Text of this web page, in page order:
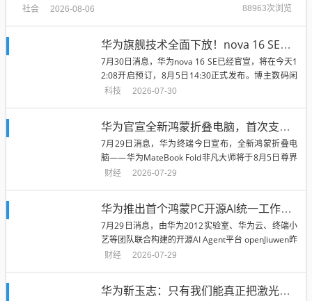
社会
2026-08-06 88963次浏览
华为旗舰技术全面下放！nova 16 SE配置揭晓：麒麟芯+红枫+卫星通信
7月30日消息，华为nova 16 SE已经官宣，将在今天1
2:08开启预订，8月5日14:30正式发布。博主数码闲
聊站...
科技 2026-07-30
华为官宣全新鸿蒙折叠电脑，首次支持手写笔
7月29日消息，华为终端今日宣布，全新鸿蒙折叠电
脑——华为MateBook Fold非凡大师将于8月5日尊界
时代旗舰MP...
财经 2026-07-29
华为推出首个鸿蒙PC开源AI统一工作台「JiuwenSwarm」
7月29日消息，由华为2012实验室、华为云、终端小
艺等团队联合构建的开源AI Agent平台 openJiuwen昨
日...
财经 2026-07-29
华为靳玉志：只有我们能真正把激光雷达用起来、用得更好